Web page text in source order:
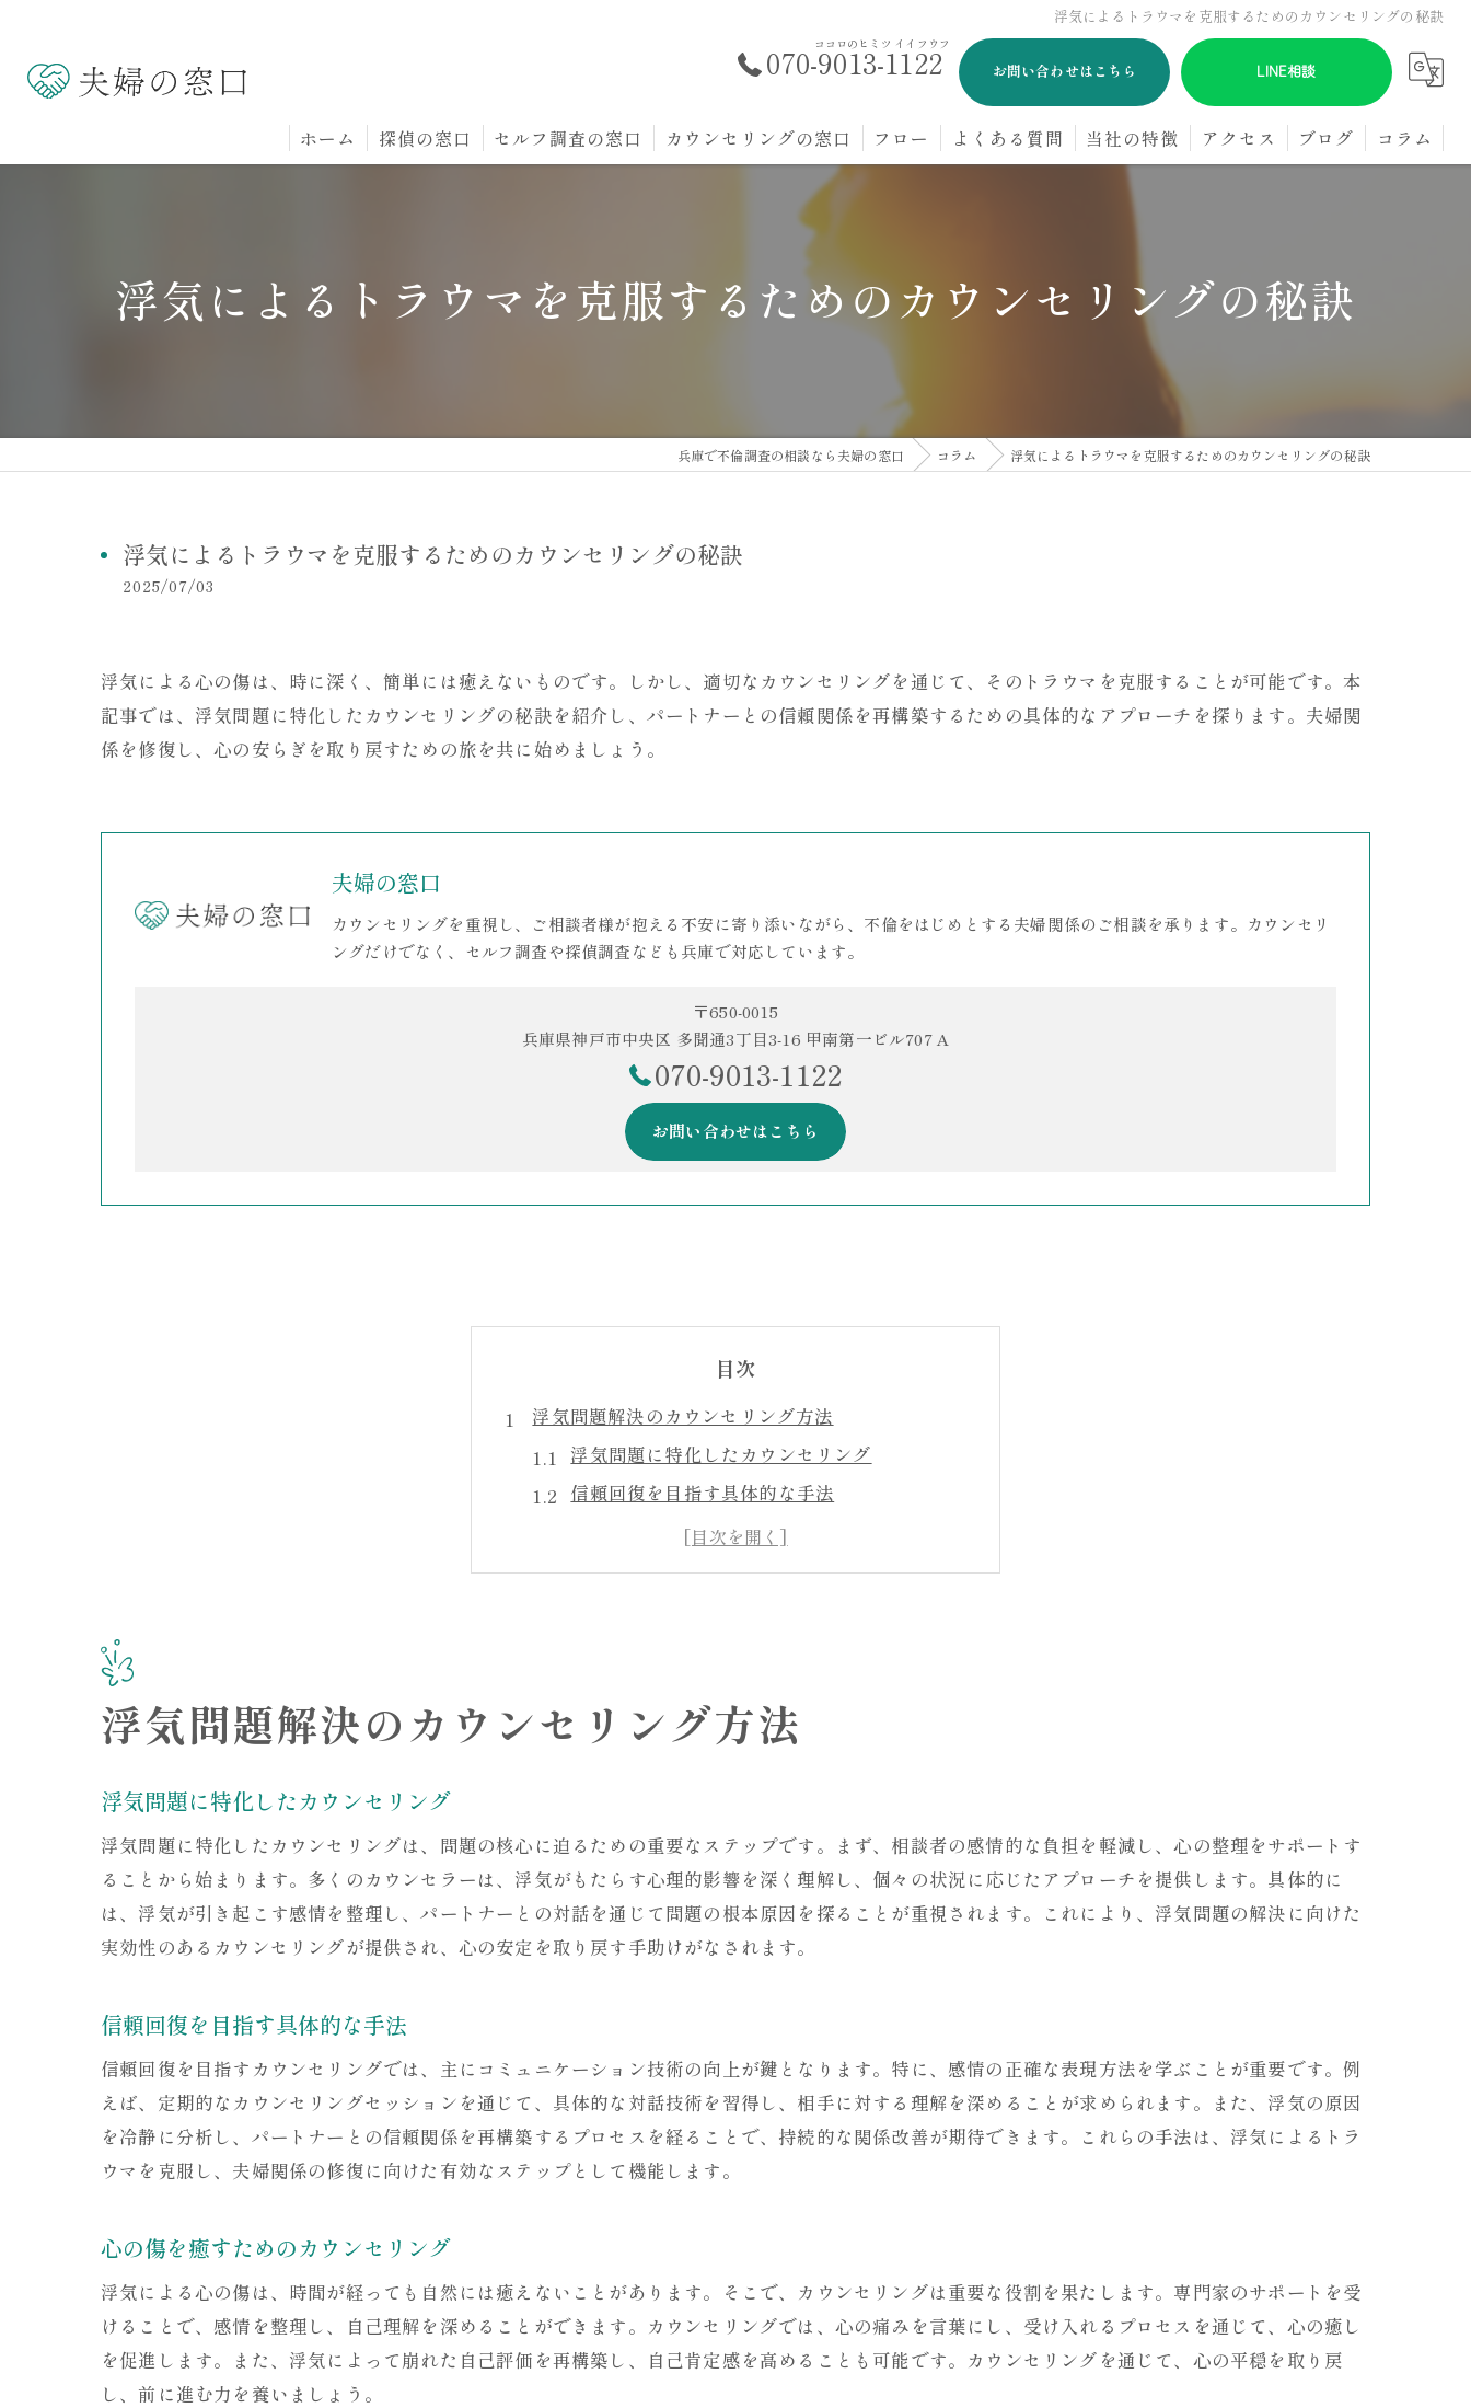
浮気によるトラウマを克服するためのカウンセリングの秘訣
070-9013-1122
ココロのヒミツ イイフウフ
お問い合わせはこちら LINE相談
ホーム 探偵の窓口 セルフ調査の窓口 カウンセリングの窓口 フロー よくある質問 当社の特徴
オンライン
パートナー
アクセス ブログ コラム
浮気によるトラウマを克服するためのカウンセリングの秘訣
兵庫で不倫調査の相談なら夫婦の窓口 コラム 浮気によるトラウマを克服するためのカウンセリングの秘訣
浮気によるトラウマを克服するためのカウンセリングの秘訣
2025/07/03
浮気による心の傷は、時に深く、簡単には癒えないものです。しかし、適切なカウンセリングを通じて、そのトラウマを克服することが可能です。本
記事では、浮気問題に特化したカウンセリングの秘訣を紹介し、パートナーとの信頼関係を再構築するための具体的なアプローチを探ります。夫婦関
係を修復し、心の安らぎを取り戻すための旅を共に始めましょう。
夫婦の窓口
カウンセリングを重視し、ご相談者様が抱える不安に寄り添いながら、不倫をはじめとする夫婦関係のご相談を承ります。カウンセリ
ングだけでなく、セルフ調査や探偵調査なども兵庫で対応しています。
〒650-0015
兵庫県神戸市中央区 多聞通3丁目3-16 甲南第一ビル707 A
070-9013-1122
お問い合わせはこちら
目次
浮気問題解決のカウンセリング方法
浮気問題に特化したカウンセリング
信頼回復を目指す具体的な手法
心の傷を癒すためのカウンセリング
パートナーとの信頼関係再構築
心の傷を癒すためのカウンセリング
トラウマ克服のためのカウンセリング
信頼関係を回復するカウンセリング
心の安らぎを取り戻すための手法
浮気トラウマ克服に向けたカウンセリング
浮気問題解決のための心理サポート
心のトラウマを克服するカウンセリング
カウンセリングで信頼を再構築する
心の回復を目指す具体的アプローチ
夫婦関係改善のための具体的手法
浮気問題解決に向けたカウンセリング
夫婦の絆を強化する心理的アプローチ
浮気問題解決のカウンセリング方法
浮気問題に特化したカウンセリング
浮気問題に特化したカウンセリングは、問題の核心に迫るための重要なステップです。まず、相談者の感情的な負担を軽減し、心の整理をサポートす
ることから始まります。多くのカウンセラーは、浮気がもたらす心理的影響を深く理解し、個々の状況に応じたアプローチを提供します。具体的に
は、浮気が引き起こす感情を整理し、パートナーとの対話を通じて問題の根本原因を探ることが重視されます。これにより、浮気問題の解決に向けた
実効性のあるカウンセリングが提供され、心の安定を取り戻す手助けがなされます。
信頼回復を目指す具体的な手法
信頼回復を目指すカウンセリングでは、主にコミュニケーション技術の向上が鍵となります。特に、感情の正確な表現方法を学ぶことが重要です。例
えば、定期的なカウンセリングセッションを通じて、具体的な対話技術を習得し、相手に対する理解を深めることが求められます。また、浮気の原因
を冷静に分析し、パートナーとの信頼関係を再構築するプロセスを経ることで、持続的な関係改善が期待できます。これらの手法は、浮気によるトラ
ウマを克服し、夫婦関係の修復に向けた有効なステップとして機能します。
心の傷を癒すためのカウンセリング
浮気による心の傷は、時間が経っても自然には癒えないことがあります。そこで、カウンセリングは重要な役割を果たします。専門家のサポートを受
けることで、感情を整理し、自己理解を深めることができます。カウンセリングでは、心の痛みを言葉にし、受け入れるプロセスを通じて、心の癒し
を促進します。また、浮気によって崩れた自己評価を再構築し、自己肯定感を高めることも可能です。カウンセリングを通じて、心の平穏を取り戻
し、前に進む力を養いましょう。